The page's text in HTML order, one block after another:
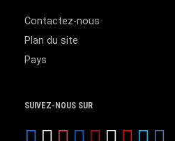
Contactez-nous
Plan du site
Pays
SUIVEZ-NOUS SUR